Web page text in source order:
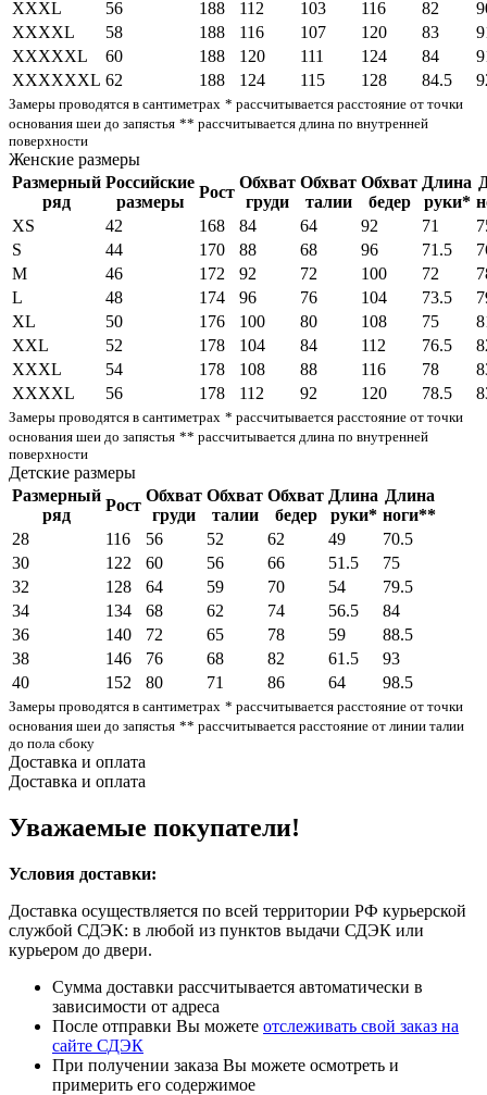
XXXL 56 188 112 103 116 82
XXXXL
58 188 116 107 120 83
XXXXXL
60 188 120 111 124 84
XXXXXXL 62 188 124 115 128 84.5
Замеры проводятся в сантиметрах * рассчитывается расстояние от точки
основания шеи до запястья ** рассчитывается длина по внутренней
поверхности
Женские размеры
Размерный
ряд
Российские
размеры
Рост
Обхват
груди
Обхват
талии
Обхват
бедер
Длина
руки*
XS
42 168 84 64 92 71
S
44 170 88 68 96 71.5
M
46 172 92 72 100 72
L
48 174 96 76 104 73.5
XL
50 176 100 80 108 75
XXL
52 178 104 84 112 76.5
XXXL
54 178 108 88 116 78
XXXXL
56 178 112 92 120 78.5
Замеры проводятся в сантиметрах * рассчитывается расстояние от точки
основания шеи до запястья ** рассчитывается длина по внутренней
поверхности
Детские размеры
Размерный
ряд
Рост
Обхват
груди
Обхват
талии
Обхват
бедер
Длина
руки*
Длина
ноги**
28
116 56 52 62 49
70.5
30
122 60 56 66 51.5
75
32
128 64 59 70 54
79.5
34
134 68 62 74 56.5
84
36
140 72 65 78 59
88.5
38
146 76 68 82 61.5
93
40
152 80 71 86 64 98.5
Замеры проводятся в сантиметрах * рассчитывается расстояние от точки
основания шеи до запястья ** рассчитывается расстояние от линии талии
до пола сбоку
Доставка и оплата
Доставка и оплата
Уважаемые покупатели!
Условия доставки:
Доставка осуществляется по всей территории РФ курьерской
службой СДЭК: в любой из пунктов выдачи СДЭК или
курьером до двери.
Сумма доставки рассчитывается автоматически в
зависимости от адреса
После отправки Вы можете отслеживать свой заказ на
сайте СДЭК
При получении заказа Вы можете осмотреть и
примерить его содержимое